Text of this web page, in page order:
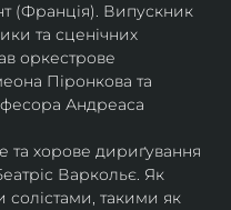
(Франція). Випускник
та сценічних
оркестрове
Піронкова та
Андреаса
хорове дириґування
Варкольє. Як
солістами, такими як